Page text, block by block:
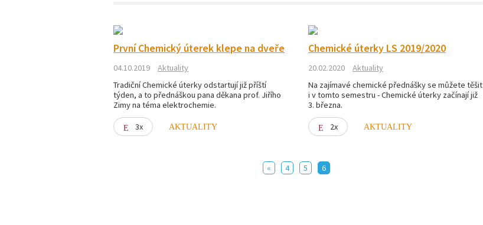
První Chemický úterek klepe na dveře
04.10.2019
Aktuality
Tradiční Chemické úterky odstartují již příští
týden, a to přednáškou pana děkana prof. Jiřího
Zimy na téma elektrochemie.
3x AKTUALITY
Chemické úterky LS 2019/2020
20.02.2020
Aktuality
Na zajímavé chemické přednášky se můžete těšit
i v tomto semestru - Chemické úterky začínají již
3. března.
2x AKTUALITY
« 4 5 6